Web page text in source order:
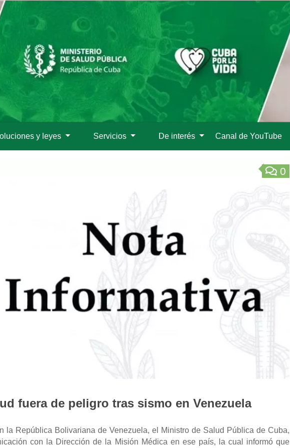
contenido
principal
y leyes Servicios De interés Canal de YouTube
0
fuera de peligro tras sismo en Venezuela
la República Bolivariana de Venezuela, el Ministro de Salud Pública de Cuba,
con la Dirección de la Misión Médica en ese país, la cual informó que